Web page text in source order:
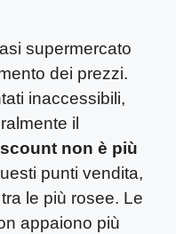
supermercato
dei prezzi.
inaccessibili,
il
non è più
punti vendita,
le più rosee. Le
appaiono più